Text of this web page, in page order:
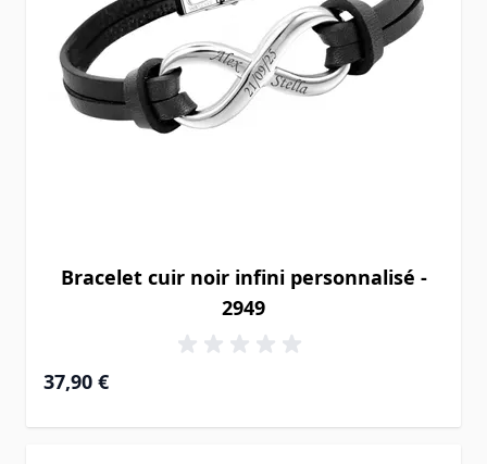
Bracelet cuir noir infini personnalisé -
2949
37,90 €